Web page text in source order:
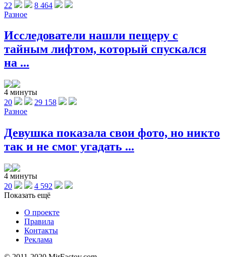
22
8 464
Разное
Исследователи нашли пещеру с
тайным лифтом, который спускался
на ...
4 минуты
20
29 158
Разное
Девушка показала свои фото, но никто
так и не смог угадать ...
4 минуты
20
4 592
Показать ещё
О проекте
Правила
Контакты
Реклама